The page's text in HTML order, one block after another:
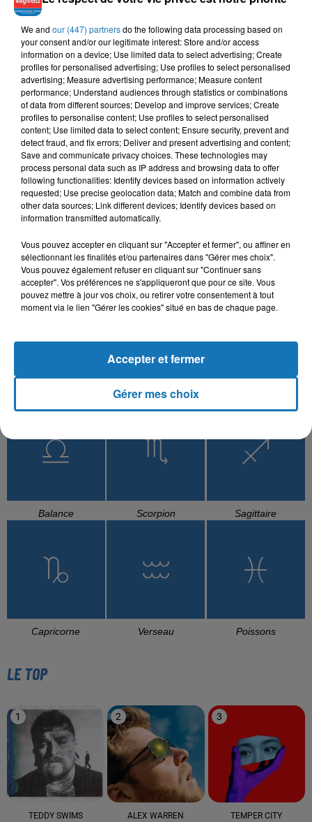
CHEB BELLO
A3ayach La Belle Vie
KADER JAPONAIS,
Mazal Mazal
IMEN CHERIF
El Borni
L'HOROSCOPE
Bélier Taureau Gémeaux
Lion
Balance Scorpion Sagittaire
Capricorne Verseau Poissons
LE TOP
1
TEDDY SWIMS
2
ALEX WARREN
3
TEMPER CITY
We and our (447) partnersdo the following data processing based on
your consent and/or our legitimate interest: Store and/or access
information on a device; Use limited data to select advertising; Create
profiles for personalised advertising; Use profiles to select personalised
advertising; Measure advertising performance; Measure content
performance; Understand audiences through statistics or combinations
of data from different sources; Develop and improve services; Create
profiles to personalise content; Use profiles to select personalised
content; Use limited data to select content; Ensure security, prevent and
detect fraud, and fix errors; Deliver and present advertising and content;
Save and communicate privacy choices. These technologies may
process personal data such as IP address and browsing data to offer
following functionalities: Identify devices based on information actively
requested; Use precise geolocation data; Match and combine data from
other data sources; Link different devices; Identify devices based on
information transmitted automatically.
Vous pouvez accepter en cliquant sur "Accepter et fermer", ou affiner en
sélectionnant les finalités et/ou partenaires dans "Gérer mes choix".
Vous pouvez également refuser en cliquant sur "Continuer sans
accepter". Vos préférences ne s'appliqueront que pour ce site. Vous
pouvez mettre à jour vos choix, ou retirer votre consentement à tout
moment via le lien "Gérer les cookies" situé en bas de chaque page.
Gérer mes choix
Accepter et fermer